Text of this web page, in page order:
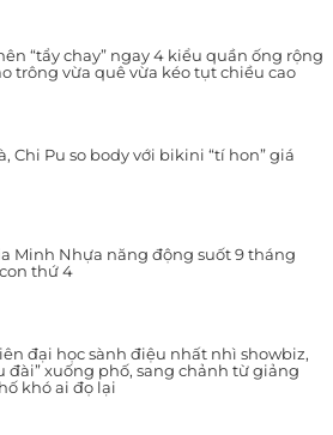
“tẩy chay” ngay 4 kiểu quần ống rộng
trông vừa quê vừa kéo tụt chiều cao
Chi Pu so body với bikini “tí hon” giá
Minh Nhựa năng động suốt 9 tháng
thứ 4
đại học sành điệu nhất nhì showbiz,
đài” xuống phố, sang chảnh từ giảng
khó ai đọ lại